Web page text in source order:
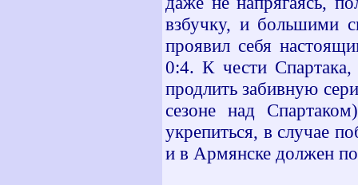
взбучку, и большими
проявил себя
0:4. К чести
продлить забивную
сезоне над
укрепиться, в случае
и в Армянске должен